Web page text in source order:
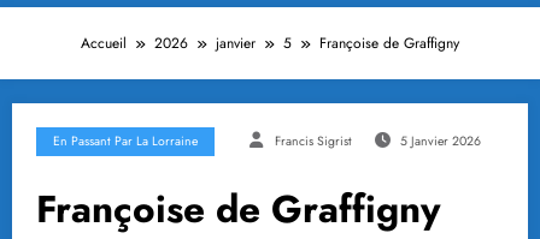
Accueil 2026 janvier 5 Françoise de Graffigny
En Passant Par La Lorraine Francis Sigrist 5 Janvier 2026
Françoise de Graffigny